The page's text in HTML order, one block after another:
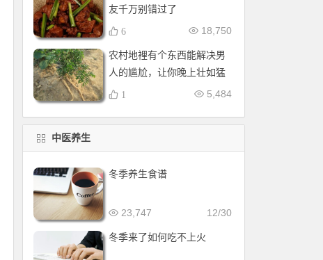
友千万别错过了
18,750
6
农村地裡有个东西能解决男
人的尴尬，让你晚上壮如猛
牛床受不了
5,484
1
中医养生
冬季养生食谱
12/30
23,747
冬季来了如何吃不上火